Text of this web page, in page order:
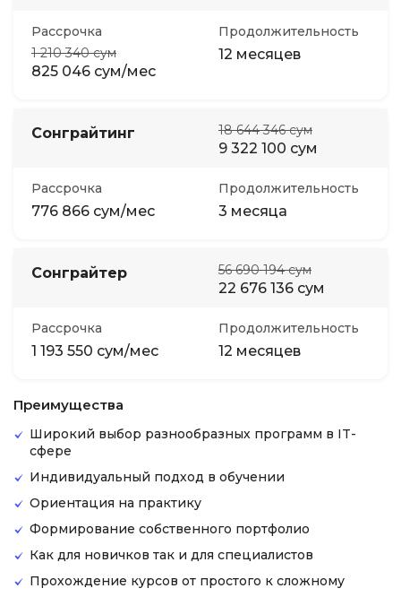
Рассрочка
1 210 340 сум
825 046 сум/мес
Продолжительность
12 месяцев
Сонграйтинг 18 644 346 сум
9 322 100 сум
Рассрочка
776 866 сум/мес
Продолжительность
3 месяца
Сонграйтер 56 690 194 сум
22 676 136 сум
Рассрочка
1 193 550 сум/мес
Продолжительность
12 месяцев
Преимущества
Широкий выбор разнообразных программ в IT-
сфере
Индивидуальный подход в обучении
Ориентация на практику
Формирование собственного портфолио
Как для новичков так и для специалистов
Прохождение курсов от простого к сложному